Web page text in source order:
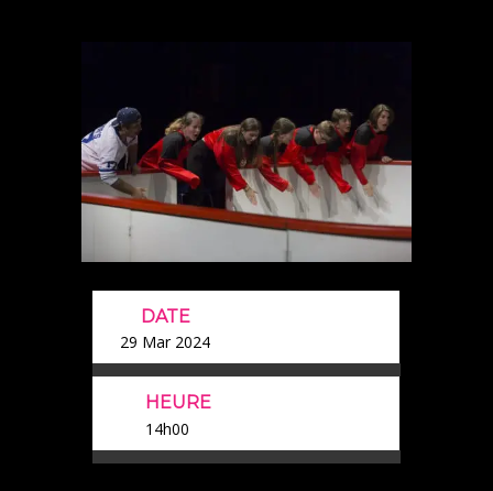
DATE
29 Mar 2024
HEURE
14h00